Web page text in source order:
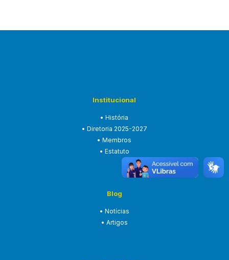
Institucional
• História
• Diretoria 2025-2027
• Membros
• Estatuto
Blog
• Notícias
• Artigos